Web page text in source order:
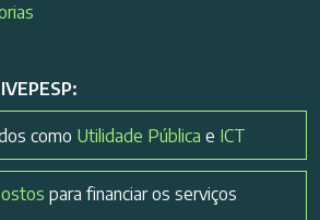
como Utilidade Pública e ICT
para financiar os serviços